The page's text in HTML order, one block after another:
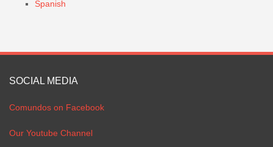
Spanish
SOCIAL MEDIA
Comundos on Facebook
Our Youtube Channel